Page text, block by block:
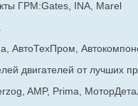
ГРМ:Gates, INA, Marel
АвтоТехПром,
двигателей от лучших
AMP, Prima,